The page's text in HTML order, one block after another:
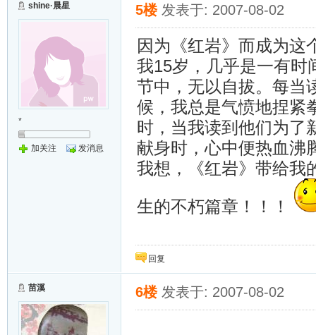
shine·晨星
*
加关注 发消息
5楼 发表于: 2007-08-02
因为《红岩》而成为这
我15岁，几乎是一有时
节中，无以自拔。每当
候，我总是气愤地捏紧
时，当我读到他们为了
献身时，心中便热血
我想，《红岩》带给我
生的不朽篇章！！！
回复
苗溪 6楼 发表于: 2007-08-02